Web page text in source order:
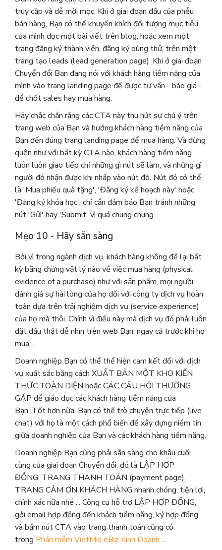
truy cập và dễ mời mọc. Khi ở giai đoạn đầu của phễu
bán hàng, Bạn có thể khuyến khích đối tượng mục tiêu
của mình đọc một bài viết trên blog, hoặc xem một
trang đăng ký thành viên, đăng ký dùng thử, trên một
trang tạo leads (lead generation page). Khi ở giai đoạn
Chuyển đổi Bạn đang nói với khách hàng tiềm năng của
mình vào trang landing page để được tư vấn - báo giá -
để chốt sales hay mua hàng.
Hãy chắc chắn rằng các CTA này thu hút sự chú ý trên
trang web của Bạn và hướng khách hàng tiềm năng của
Bạn đến đúng trang landing page để mua hàng. Và đừng
quên như với bất kỳ CTA nào, khách hàng tiềm năng
luôn luôn giao tiếp chỉ những gì nút sẽ làm, và những gì
người đó nhận được khi nhấp vào nút đó. Nút đó có thể
là 'Mua phiếu quà tặng', 'Đăng ký kế hoạch này' hoặc
'Đăng ký khóa học', chỉ cần đảm bảo Bạn tránh những
nút 'Gửi' hay 'Submit' vì quá chung chung.
Mẹo 10 - Hãy sẵn sàng
Bởi vì trong ngành dịch vụ, khách hàng không để lại bất
kỳ bằng chứng vật lý nào về việc mua hàng (physical
evidence of a purchase) như với sản phẩm, mọi người
đánh giá sự hài lòng của họ đối với công ty dịch vụ hoàn
toàn dựa trên trải nghiệm dịch vụ (service experience)
của họ mà thôi.Chính vì điều này mà dịch vụ đó phải luôn
đặt đầu thật dễ nhìn trên web Bạn, ngay cả trước khi họ
mua ...
Doanh nghiệp Bạn có thể thể hiện cam kết đối với dịch
vụ xuất sắc bằng cách XUẤT BẢN MỘT KHO KIẾN
THỨC TOÀN DIỆN hoặc CÁC CÂU HỎI THƯỜNG
GẶP để giáo dục các khách hàng tiềm năng của
Bạn. Tốt hơn nữa, Bạn có thể trò chuyện trực tiếp (live
chat) với họ là một cách phổ biến để xây dựng niềm tin
giữa doanh nghiệp của Bạn và các khách hàng tiềm năng.
Doanh nghiệp Bạn cũng phải sẵn sàng cho khâu cuối
cùng của giai đoạn Chuyển đổi, đó là LẬP HỢP
ĐỒNG, TRANG THANH TOÁN (payment page),
TRANG CẢM ƠN KHÁCH HÀNG nhanh chóng, tiện lợi,
chính xác nữa nhé ... Công cụ hỗ trợ LẬP HỢP ĐỒNG,
gởi email hợp đồng đến khách tiềm năng, ký hợp đồng
và bấm nút CTA vào trang thanh toán cũng có
trong Phần mềm VietMis eBiz Kinh Doanh ...